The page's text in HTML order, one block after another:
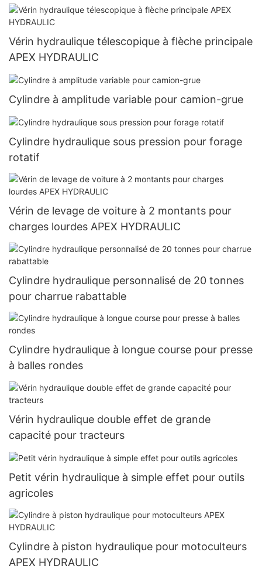
Vérin hydraulique télescopique à flèche principale
APEX HYDRAULIC
Cylindre à amplitude variable pour camion-grue
Cylindre hydraulique sous pression pour forage
rotatif
Vérin de levage de voiture à 2 montants pour
charges lourdes APEX HYDRAULIC
Cylindre hydraulique personnalisé de 20 tonnes
pour charrue rabattable
Cylindre hydraulique à longue course pour presse
à balles rondes
Vérin hydraulique double effet de grande
capacité pour tracteurs
Petit vérin hydraulique à simple effet pour outils
agricoles
Cylindre à piston hydraulique pour motoculteurs
APEX HYDRAULIC